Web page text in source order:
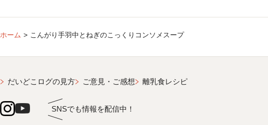
ホーム こんがり手羽中とねぎのこっくりコンソメスープ
だいどこログの見方 ご意見・ご感想 離乳食レシピ
SNSでも情報を配信中！